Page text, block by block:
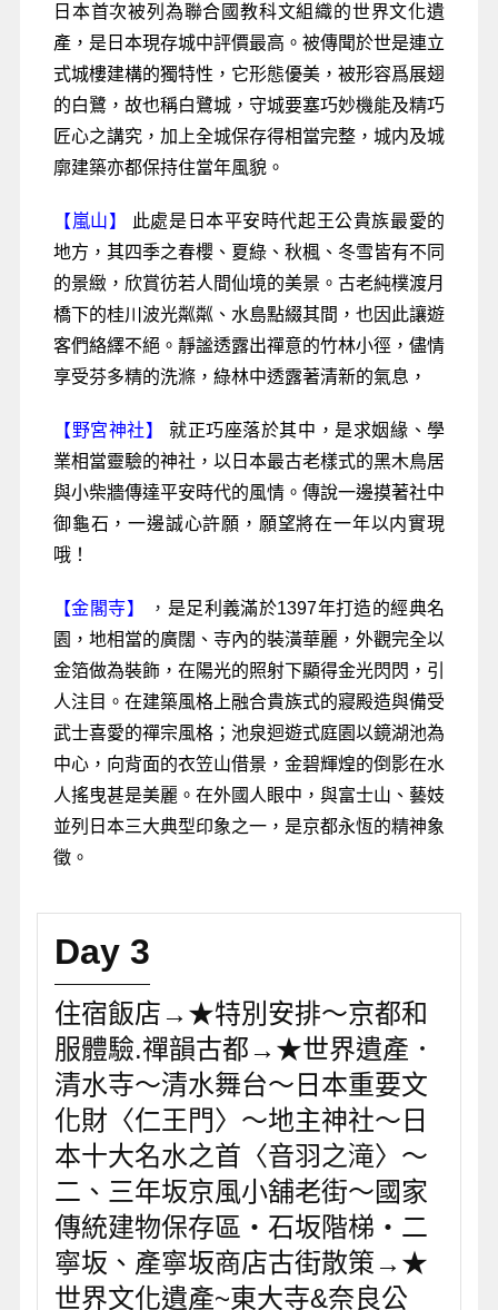
日本首次被列為聯合國教科文組織的世界文化遺
產，是日本現存城中評價最高。被傳聞於世是連立
式城樓建構的獨特性，它形態優美，被形容爲展翅
的白鷺，故也稱白鷺城，守城要塞巧妙機能及精巧
匠心之講究，加上全城保存得相當完整，城内及城
廓建築亦都保持住當年風貌。
【嵐山】
此處是日本平安時代起王公貴族最愛的
地方，其四季之春櫻、夏綠、秋楓、冬雪皆有不同
的景緻，欣賞彷若人間仙境的美景。古老純樸渡月
橋下的桂川波光粼粼、水島點綴其間，也因此讓遊
客們絡繹不絕。靜謐透露出禪意的竹林小徑，儘情
享受芬多精的洗滌，綠林中透露著清新的氣息，
【野宮神社】
就正巧座落於其中，是求姻緣、學
業相當靈驗的神社，以日本最古老樣式的黑木鳥居
與小柴牆傳達平安時代的風情。傳說一邊摸著社中
御龜石，一邊誠心許願，願望將在一年以内實現
哦！
【金閣寺】 ， 是足利義滿於1397年打造的經典名
園，地相當的廣闊、寺內的裝潢華麗，外觀完全以
金箔做為裝飾，在陽光的照射下顯得金光閃閃，引
人注目。在建築風格上融合貴族式的寢殿造與備受
武士喜愛的禪宗風格；池泉迴遊式庭園以鏡湖池為
中心，向背面的衣笠山借景，金碧輝煌的倒影在水
人搖曳甚是美麗。在外國人眼中，與富士山、藝妓
並列日本三大典型印象之一，是京都永恆的精神象
徵。
Day 3
住宿飯店→★特別安排～京都和
服體驗.禪韻古都→★世界遺產．
清水寺～清水舞台～日本重要文
化財〈仁王門〉～地主神社～日
本十大名水之首〈音羽之滝〉～
二、三年坂京風小舖老街～國家
傳統建物保存區‧石坂階梯‧二
寧坂、產寧坂商店古街散策→★
世界文化遺產~東大寺&奈良公